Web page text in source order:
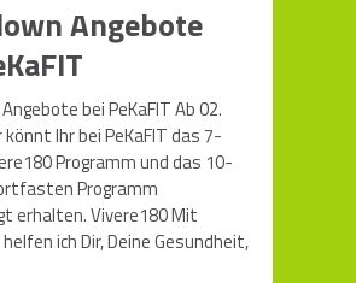
Angebote
bei PeKaFIT Ab 02.
Ihr bei PeKaFIT das 7-
Programm und das 10-
Programm
erhalten. Vivere180 Mit
ich Dir, Deine Gesundheit,